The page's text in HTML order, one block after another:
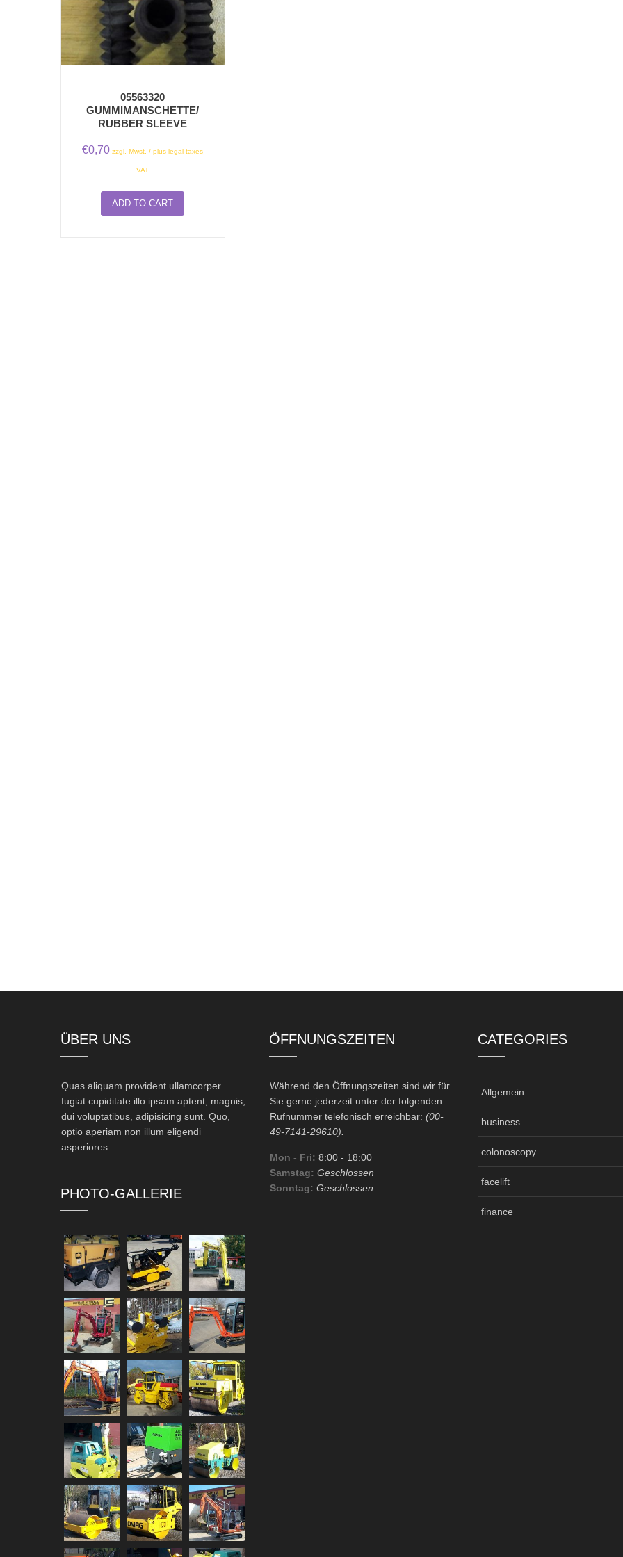
05563320
GUMMIMANSCHETTE/
RUBBER SLEEVE
€0,70 zzgl. Mwst. / plus legal taxes
VAT
ADD TO CART
ÜBER UNS
Quas aliquam provident ullamcorper
fugiat cupiditate illo ipsam aptent, magnis,
dui voluptatibus, adipisicing sunt. Quo,
optio aperiam non illum eligendi
asperiores.
PHOTO-GALLERIE
ÖFFNUNGSZEITEN
Während den Öffnungszeiten sind wir für
Sie gerne jederzeit unter der folgenden
Rufnummer telefonisch erreichbar: (00-
49-7141-29610).
Mon - Fri: 8:00 - 18:00
Samstag: Geschlossen
Sonntag: Geschlossen
CATEGORIES
Allgemein
business
colonoscopy
facelift
finance